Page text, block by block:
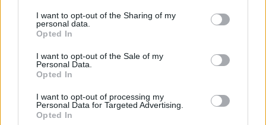
I want to opt-out of the Sharing of my
personal data.
Opted In
I want to opt-out of the Sale of my
Personal Data.
Opted In
I want to opt-out of processing my
Personal Data for Targeted Advertising.
Opted In
frenimit kur makina qëndron
gjatë në parkim